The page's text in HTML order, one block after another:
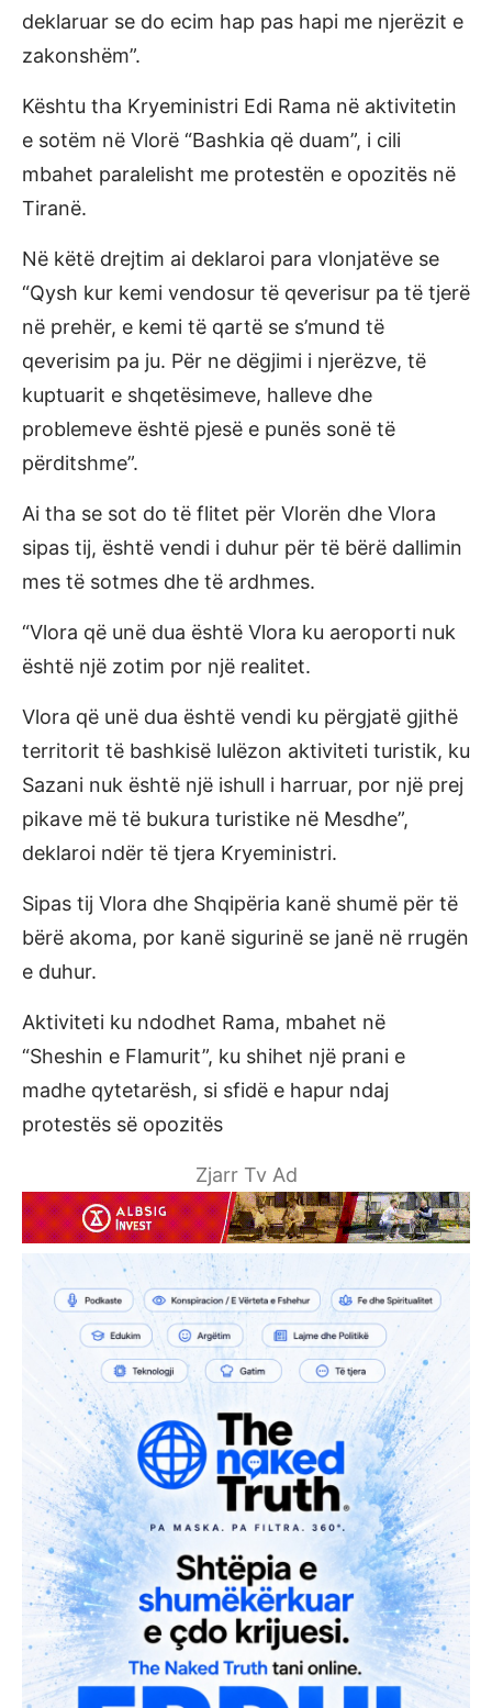
deklaruar se do ecim hap pas hapi me njerëzit e
zakonshëm”.
Kështu tha Kryeministri Edi Rama në aktivitetin
e sotëm në Vlorë “Bashkia që duam”, i cili
mbahet paralelisht me protestën e opozitës në
Tiranë.
Në këtë drejtim ai deklaroi para vlonjatëve se
“Qysh kur kemi vendosur të qeverisur pa të tjerë
në prehër, e kemi të qartë se s’mund të
qeverisim pa ju. Për ne dëgjimi i njerëzve, të
kuptuarit e shqetësimeve, halleve dhe
problemeve është pjesë e punës sonë të
përditshme”.
Ai tha se sot do të flitet për Vlorën dhe Vlora
sipas tij, është vendi i duhur për të bërë dallimin
mes të sotmes dhe të ardhmes.
“Vlora që unë dua është Vlora ku aeroporti nuk
është një zotim por një realitet.
Vlora që unë dua është vendi ku përgjatë gjithë
territorit të bashkisë lulëzon aktiviteti turistik, ku
Sazani nuk është një ishull i harruar, por një prej
pikave më të bukura turistike në Mesdhe”,
deklaroi ndër të tjera Kryeministri.
Sipas tij Vlora dhe Shqipëria kanë shumë për të
bërë akoma, por kanë sigurinë se janë në rrugën
e duhur.
Aktiviteti ku ndodhet Rama, mbahet në
“Sheshin e Flamurit”, ku shihet një prani e
madhe qytetarësh, si sfidë e hapur ndaj
protestës së opozitës
Zjarr Tv Ad